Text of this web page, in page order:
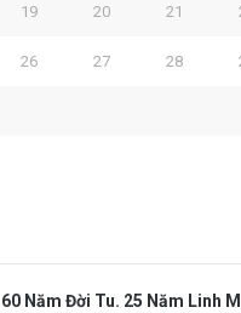
19 20 21
26 27 28
60 Năm Đời Tu. 25 Năm Linh